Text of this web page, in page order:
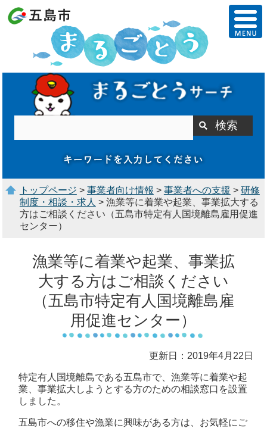
トップページ > 事業者向け情報 > 事業者への支援 > 研修
制度・相談・求人 > 漁業等に着業や起業、事業拡大する
方はご相談ください（五島市特定有人国境離島雇用促進
センター）
漁業等に着業や起業、事業拡
大する方はご相談ください
（五島市特定有人国境離島雇
用促進センター）
更新日：2019年4月22日
特定有人国境離島である五島市で、漁業等に着業や起
業、事業拡大しようとする方のための相談窓口を設置
しました。
五島市への移住や漁業に興味がある方は、お気軽にご